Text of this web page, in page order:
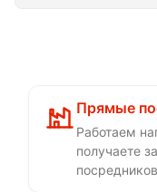
Прямые
Работаем
получаете